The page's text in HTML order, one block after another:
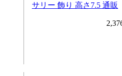
サリー 飾り 高さ7.5 通販